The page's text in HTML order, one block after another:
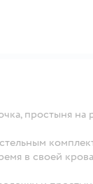
простыня на
в своей